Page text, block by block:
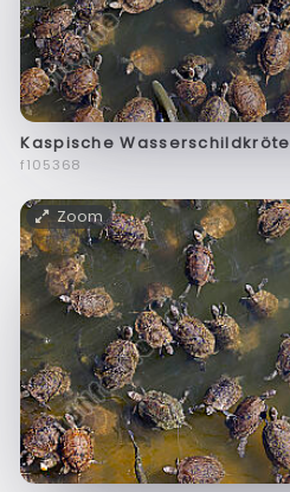
Kaspische Wasserschildkröte
f105368
Zoom